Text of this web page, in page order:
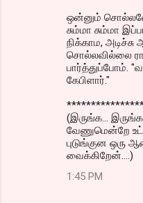
ஒன்னும்
சும்மா சும்மா
நிக்காம, அடிச்சு
சொல்லவில்லை
கேபிளார்."
(இருங்க...
வேணுமென்றே
புடுங்குன ஒரு
வைக்கிறேன்....)
1:45 PM